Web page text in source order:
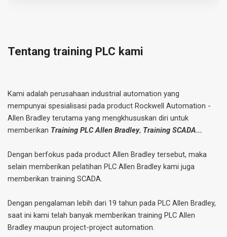
Tentang training PLC kami
Kami adalah perusahaan industrial automation yang
mempunyai spesialisasi pada product Rockwell Automation -
Allen Bradley terutama yang mengkhususkan diri untuk
memberikan Training PLC Allen Bradley, Training SCADA...
Dengan berfokus pada product Allen Bradley tersebut, maka
selain memberikan pelatihan PLC Allen Bradley kami juga
memberikan training SCADA.
Dengan pengalaman lebih dari 19 tahun pada PLC Allen Bradley,
saat ini kami telah banyak memberikan training PLC Allen
Bradley maupun project-project automation.